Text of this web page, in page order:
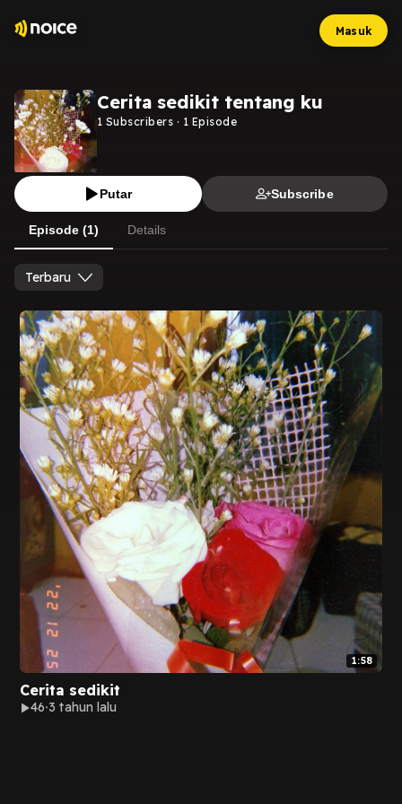
Masuk
Cerita sedikit tentang ku
1 Subscribers · 1 Episode
Putar Subscribe
Episode (1) Details
Terbaru
1:58
Cerita sedikit
46 3 tahun lalu